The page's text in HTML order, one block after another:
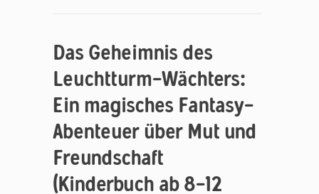
Das Geheimnis des
Leuchtturm-Wächters:
Ein magisches Fantasy-
Abenteuer über Mut und
Freundschaft
(Kinderbuch ab 8-12